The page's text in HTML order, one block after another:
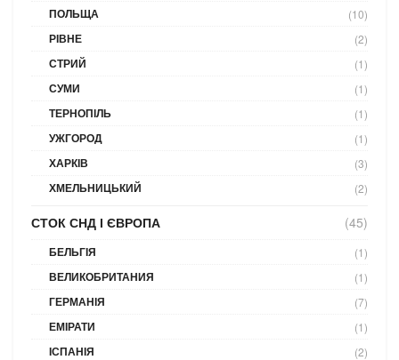
ПОЛЬЩА (10)
РІВНЕ (2)
СТРИЙ (1)
СУМИ (1)
ТЕРНОПІЛЬ (1)
УЖГОРОД (1)
ХАРКІВ (3)
ХМЕЛЬНИЦЬКИЙ (2)
СТОК СНД І ЄВРОПА (45)
БЕЛЬГІЯ (1)
ВЕЛИКОБРИТАНИЯ (1)
ГЕРМАНІЯ (7)
ЕМІРАТИ (1)
ІСПАНІЯ (2)